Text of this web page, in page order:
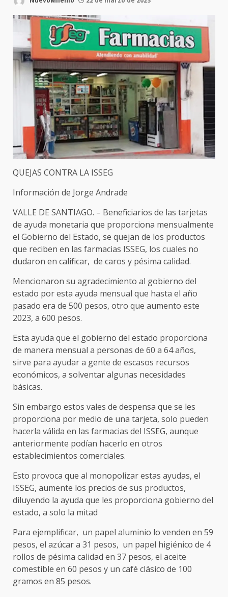
QUEJAS CONTRA LA ISSEG
Información de Jorge Andrade
VALLE DE SANTIAGO. – Beneficiarios de las tarjetas
de ayuda monetaria que proporciona mensualmente
el Gobierno del Estado, se quejan de los productos
que reciben en las farmacias ISSEG, los cuales no
dudaron en calificar, de caros y pésima calidad.
Mencionaron su agradecimiento al gobierno del
estado por esta ayuda mensual que hasta el año
pasado era de 500 pesos, otro que aumento este
2023, a 600 pesos.
Esta ayuda que el gobierno del estado proporciona
de manera mensual a personas de 60 a 64 años,
sirve para ayudar a gente de escasos recursos
económicos, a solventar algunas necesidades
básicas.
Sin embargo estos vales de despensa que se les
proporciona por medio de una tarjeta, solo pueden
hacerla válida en las farmacias del ISSEG, aunque
anteriormente podían hacerlo en otros
establecimientos comerciales.
Esto provoca que al monopolizar estas ayudas, el
ISSEG, aumente los precios de sus productos,
diluyendo la ayuda que les proporciona gobierno del
estado, a solo la mitad
Para ejemplificar, un papel aluminio lo venden en 59
pesos, el azúcar a 31 pesos, un papel higiénico de 4
rollos de pésima calidad en 37 pesos, el aceite
comestible en 60 pesos y un café clásico de 100
gramos en 85 pesos.